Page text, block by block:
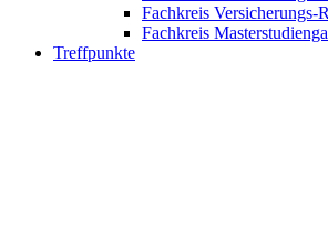
Fachkreis Versicherungs-
Fachkreis
Treffpunkte